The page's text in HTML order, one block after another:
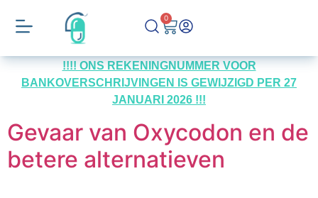
0
!!!! ONS REKENINGNUMMER VOOR
BANKOVERSCHRIJVINGEN IS GEWIJZIGD PER 27
JANUARI 2026 !!!
Gevaar van Oxycodon en de
betere alternatieven